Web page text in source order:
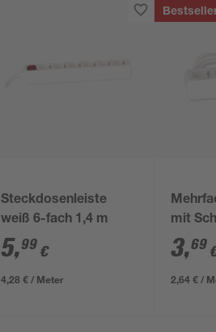
Steckdosenleiste
weiß 6-fach 1,4 m
5,99 €
4,28 € / Meter
mit
weiß
3,69
2,64 € /